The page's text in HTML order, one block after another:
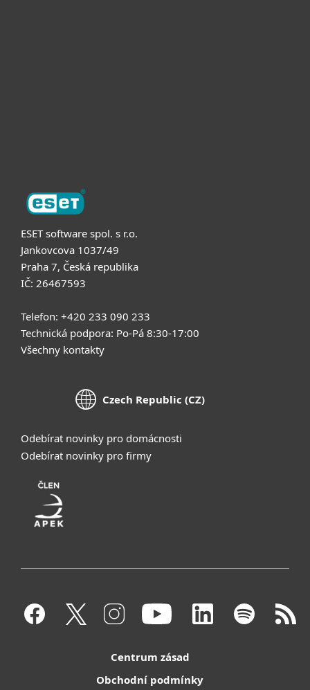
ESET software spol. s r.o.
Jankovcova 1037/49
Praha 7, Česká republika
IČ: 26467593
Telefon: +420 233 090 233
Technická podpora: Po-Pá 8:30-17:00
Všechny kontakty
Czech Republic (CZ)
Odebírat novinky pro domácnosti
Odebírat novinky pro firmy
Centrum zásad
Obchodní podmínky